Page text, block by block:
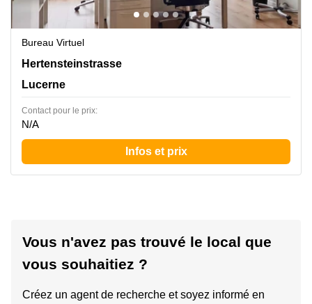
Bureau Virtuel
Hertensteinstrasse 51, Lucerne
Hertensteinstrasse
Lucerne
Contact pour le prix:
N/A
Infos et prix
Vous n'avez pas trouvé le local que
vous souhaitiez ?
Créez un agent de recherche et soyez informé en